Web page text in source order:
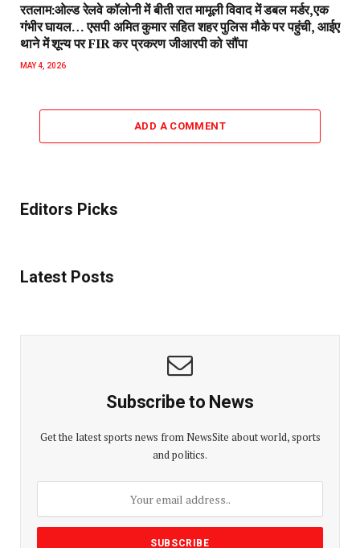
रतलाम:ओल्ड रेलवे कॉलोनी में बीती रात मामूली विवाद में डबल मर्डर,एक
गंभीर घायल… एसपी अमित कुमार सहित शहर पुलिस मौके पर पहुंची, आईए
थाने में शून्य पर FIR कर प्रकरण जीआरपी को सौंपा
MAY 4, 2026
ADD A COMMENT
Editors Picks
Latest Posts
Subscribe to News
Get the latest sports news from NewsSite about world, sports
and politics.